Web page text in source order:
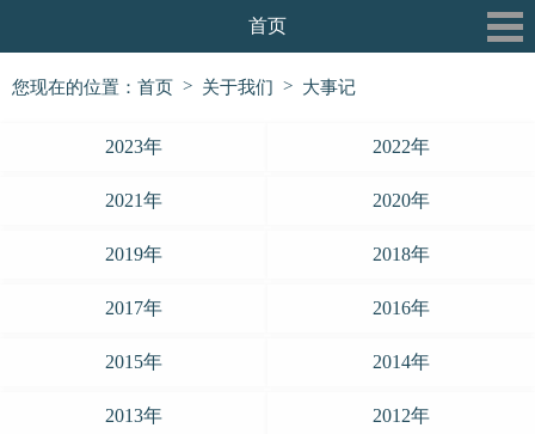
首页
关于我们
您现在的位置： 首页 > 关于我们 > 大事记
2023年 2022年
2021年 2020年
2019年 2018年
2017年 2016年
2015年 2014年
2013年 2012年